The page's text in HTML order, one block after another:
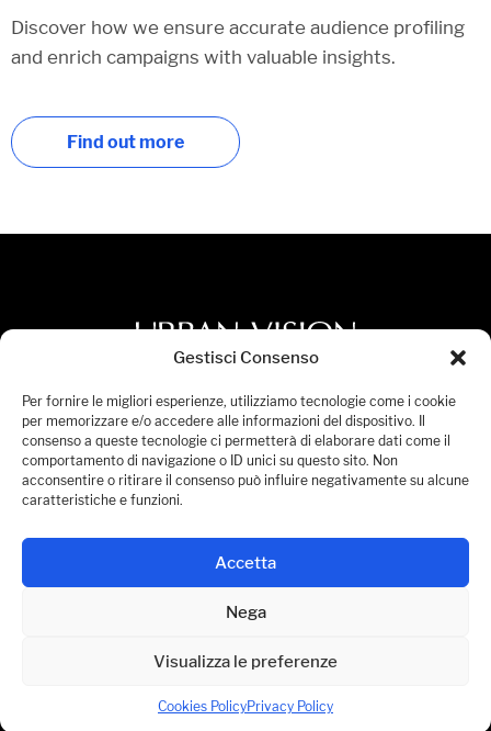
Gestisci Consenso
Per fornire le migliori esperienze, utilizziamo tecnologie come i cookie
per memorizzare e/o accedere alle informazioni del dispositivo. Il
consenso a queste tecnologie ci permetterà di elaborare dati come il
comportamento di navigazione o ID unici su questo sito. Non
acconsentire o ritirare il consenso può influire negativamente su alcune
caratteristiche e funzioni.
Accetta
Nega
Visualizza le preferenze
Cookies PolicyPrivacy Policy
Discover how we ensure accurate audience profiling
and enrich campaigns with valuable insights.
Find out more
Privacy Policy
Cookies Policy
Accessibility Statement
Manage Consent
© 2026 Urban Vision S.p.A. All Rights Reserved.
P.IVA 08236441005